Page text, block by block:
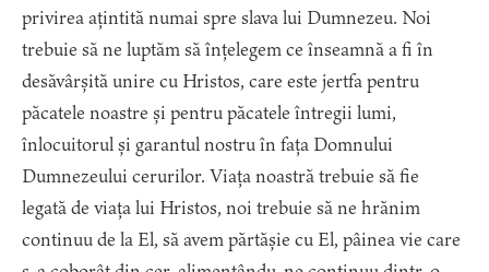
privirea ațintită numai spre slava lui Dumnezeu. Noi
trebuie să ne luptăm să înțelegem ce înseamnă a fi în
desăvârșită unire cu Hristos, care este jertfa pentru
păcatele noastre și pentru păcatele întregii lumi,
înlocuitorul și garantul nostru în fața Domnului
Dumnezeului cerurilor. Viața noastră trebuie să fie
legată de viața lui Hristos, noi trebuie să ne hrănim
continuu de la El, să avem părtășie cu El, pâinea vie care